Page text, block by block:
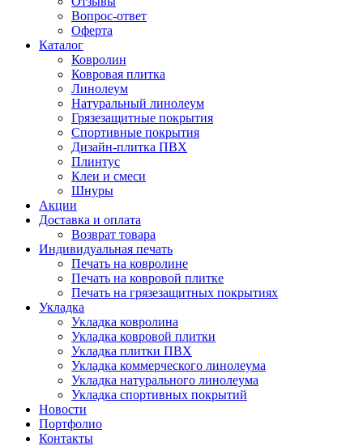
Вопрос-ответ
Оферта
Каталог
Ковролин
Ковровая плитка
Линолеум
Натуральный линолеум
Грязезащитные покрытия
Спортивные покрытия
Дизайн-плитка ПВХ
Плинтус
Клеи и смеси
Шнуры
Акции
Доставка и оплата
Возврат товара
Индивидуальная печать
Печать на ковролине
Печать на ковровой плитке
Печать на грязезащитных покрытиях
Укладка
Укладка ковролина
Укладка ковровой плитки
Укладка плитки ПВХ
Укладка коммерческого линолеума
Укладка натурального линолеума
Укладка спортивных покрытий
Новости
Портфолио
Контакты